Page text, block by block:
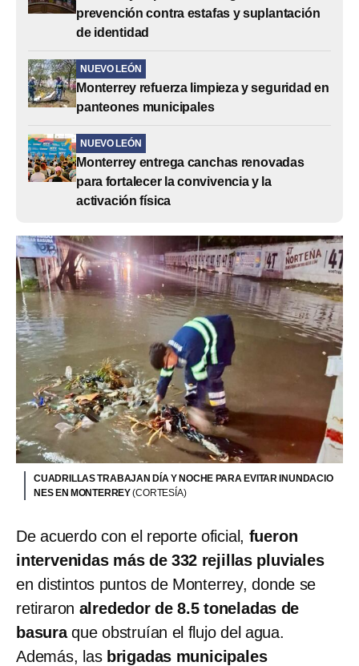
prevención contra estafas y suplantación
de identidad
NUEVO LEÓN
Monterrey refuerza limpieza y seguridad en
panteones municipales
NUEVO LEÓN
Monterrey entrega canchas renovadas
para fortalecer la convivencia y la
activación física
CUADRILLAS TRABAJAN DÍA Y NOCHE PARA EVITAR INUNDACIO
NES EN MONTERREY(CORTESÍA)
De acuerdo con el reporte oficial, fueron
intervenidas más de 332 rejillas pluviales
en distintos puntos de Monterrey, donde se
retiraron alrededor de 8.5 toneladas de
basuraque obstruían el flujo del agua.
Además, las brigadas municipales